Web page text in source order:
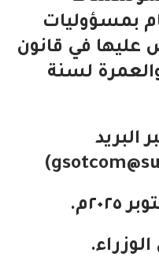
بمسؤوليات
عليها في قانون
لسنة
البريد
)